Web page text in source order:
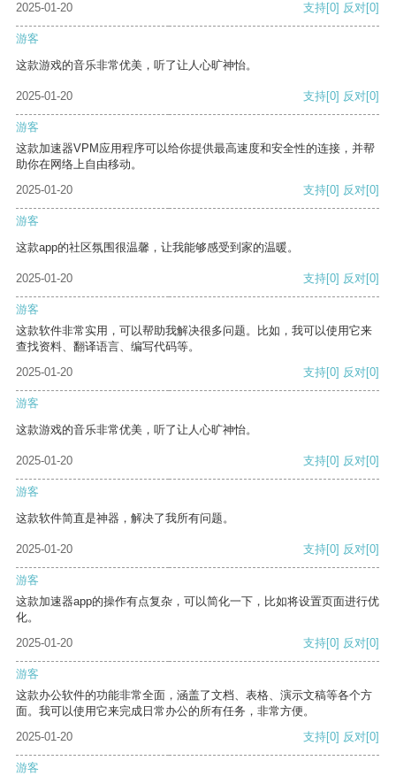
2025-01-20
支持[0] 反对[0]
游客
这款游戏的音乐非常优美，听了让人心旷神怡。
2025-01-20 支持[0] 反对[0]
游客
这款加速器VPM应用程序可以给你提供最高速度和安全性的连接，并帮
助你在网络上自由移动。
2025-01-20
支持[0] 反对[0]
游客
这款app的社区氛围很温馨，让我能够感受到家的温暖。
2025-01-20 支持[0] 反对[0]
游客
这款软件非常实用，可以帮助我解决很多问题。比如，我可以使用它来
查找资料、翻译语言、编写代码等。
2025-01-20
支持[0] 反对[0]
游客
这款游戏的音乐非常优美，听了让人心旷神怡。
2025-01-20 支持[0] 反对[0]
游客
这款软件简直是神器，解决了我所有问题。
2025-01-20 支持[0] 反对[0]
游客
这款加速器app的操作有点复杂，可以简化一下，比如将设置页面进行优
化。
2025-01-20
支持[0] 反对[0]
游客
这款办公软件的功能非常全面，涵盖了文档、表格、演示文稿等各个方
面。我可以使用它来完成日常办公的所有任务，非常方便。
2025-01-20
支持[0] 反对[0]
游客